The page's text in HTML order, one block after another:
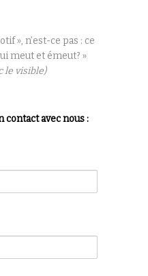
», n’est-ce pas : ce
meut et émeut? »
le visible)
contact avec nous :